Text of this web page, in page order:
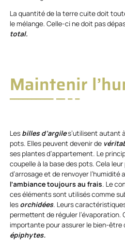
La quantité de la terre cuite doit
le mélange. Celle-ci ne doit pas
total.
Maintenir
Les billes d’argiles’utilisent autant
pots. Elles peuvent devenir de
ses plantes d’appartement. Le
coupelle à la base des pots. Cela
d’arrosage et de renvoyer l’humidité
l’ambiance toujours au frais. Le
ces éléments sont utilisés comme
les orchidées. Leurs
permettent de réguler
importante pour assurer le bien-être
épiphytes.